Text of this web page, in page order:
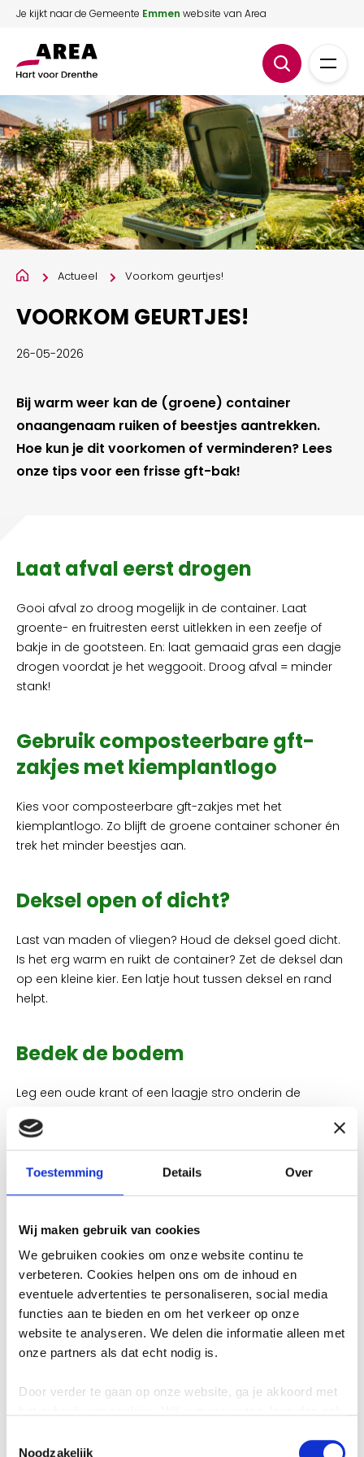
Toestemming Details Over
Wij maken gebruik van cookies
We gebruiken cookies om onze website continu te
verbeteren. Cookies helpen ons om de inhoud en
eventuele advertenties te personaliseren, social media
functies aan te bieden en om het verkeer op onze
website te analyseren. We delen die informatie alleen met
onze partners als dat echt nodig is.
Door verder te gaan op onze website, ga je akkoord met
Noodzakelijk
Je kijkt naar de Gemeente Emmen website van Area
Actueel Voorkom geurtjes!
VOORKOM GEURTJES!
26-05-2026
Bij warm weer kan de (groene) container
onaangenaam ruiken of beestjes aantrekken.
Hoe kun je dit voorkomen of verminderen? Lees
onze tips voor een frisse gft-bak!
Laat afval eerst drogen
Gooi afval zo droog mogelijk in de container. Laat
groente- en fruitresten eerst uitlekken in een zeefje of
bakje in de gootsteen. En: laat gemaaid gras een dagje
drogen voordat je het weggooit. Droog afval = minder
stank!
Gebruik composteerbare gft-
zakjes met kiemplantlogo
Kies voor composteerbare gft-zakjes met het
kiemplantlogo. Zo blijft de groene container schoner én
trek het minder beestjes aan.
Deksel open of dicht?
Last van maden of vliegen? Houd de deksel goed dicht.
Is het erg warm en ruikt de container? Zet de deksel dan
op een kleine kier. Een latje hout tussen deksel en rand
helpt.
Bedek de bodem
Leg een oude krant of een laagje stro onderin de
handje zaagsel erbij helpt ook!
Zet de container in de schaduw
Kies een koele, schaduwrijke plek voor uw container.
Reinig regelmatig
Spoel de container regelmatig schoon met water en wat
groene zeep. Even laten drogen in de zon – klaar!
Weg met maden: klimop helpt!
houden hier niet van, want deze plant is giftig voor ze.